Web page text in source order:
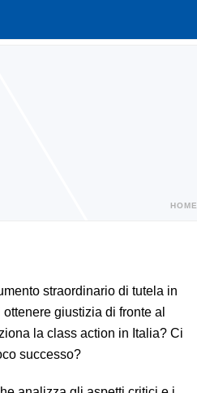
HOME
straordinario di tutela in
giustizia di fronte al
la class action in Italia? Ci
successo?